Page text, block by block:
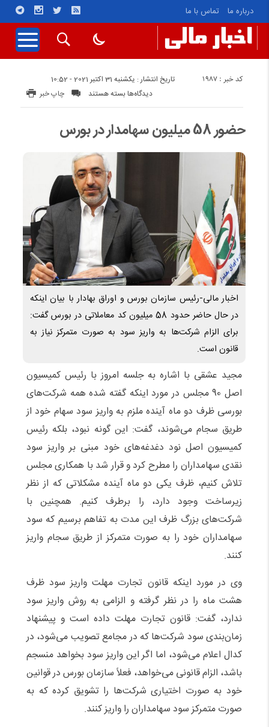
درباره ما تماس با ما
تاریخ انتشار : یکشنبه 31 اکتبر 2021 - 10:52 کد خبر : 1987
چاپ خبر دیدگاه‌ها برای
حضور
58
میلیون
سهامدار
در
بورس
بسته هستند
حضور 58 میلیون سهامدار در بورس
اخبار مالی-رئیس سازمان بورس و اوراق بهادار با بیان اینکه
در حال حاضر حدود 58 میلیون کد معاملاتی در بورس گفت:
برای الزام شرکت‌ها به واریز سود به صورت متمرکز نیاز به
قانون است.
مجید عشقی با اشاره به جلسه امروز با رئیس کمیسیون
اصل 90 مجلس در مورد اینکه گفته شده همه شرکت‌های
بورسی ظرف دو ماه آینده ملزم به واریز سود سهام خود از
طریق سجام می‌شوند، گفت: این گونه نبود، بلکه رئیس
کمیسیون اصل نود دغدغه‌های خود مبنی بر واریز سود
نقدی سهامداران را مطرح کرد و قرار شد با همکاری مجلس
تلاش کنیم، ظرف یکی دو ماه آینده مشکلاتی که از نظر
زیرساخت وجود دارد، را برطرف کنیم. همچنین با
شرکت‌های بزرگ ظرف این مدت به تفاهم برسیم که سود
سهامداران خود را به صورت متمرکز از طریق سجام واریز
کنند.
وی در مورد اینکه قانون تجارت مهلت واریز سود ظرف
هشت ماه را در نظر گرفته و الزامی به روش واریز سود
ندارد، گفت: قانون تجارت مهلت داده است و پیشنهاد
زمان‌بندی سود شرکت‌ها که در مجامع تصویب می‌شود، در
کدال اعلام می‌شود، اما اگر این واریز سود بخواهد منسجم
باشد، الزام قانونی می‌خواهد، فعلاً سازمان بورس در قوانین
خود به صورت اختیاری شرکت‌ها را تشویق کرده که به
صورت متمرکز سود سهامداران را واریز کنند.